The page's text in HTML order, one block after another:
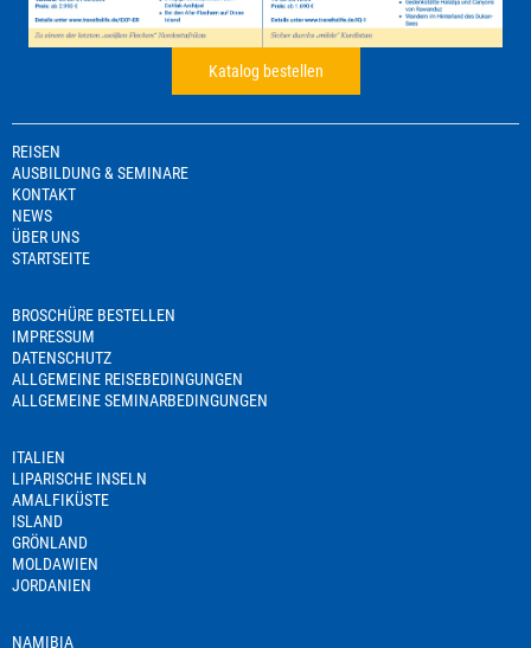
Katalog bestellen
REISEN
AUSBILDUNG & SEMINARE
KONTAKT
NEWS
ÜBER UNS
STARTSEITE
BROSCHÜRE BESTELLEN
IMPRESSUM
DATENSCHUTZ
ALLGEMEINE REISEBEDINGUNGEN
ALLGEMEINE SEMINARBEDINGUNGEN
ITALIEN
LIPARISCHE INSELN
AMALFIKÜSTE
ISLAND
GRÖNLAND
MOLDAWIEN
JORDANIEN
NAMIBIA